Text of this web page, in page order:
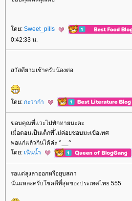
ดย: Sweet_pills
0:42:33 น.
สวัสดียามเช้าครับน้องต่อ
ดย: กะว่าก๋า
ขอบคุณที่แวะไปทักทายนะคะ
เมื่อตอนเป็นเด็กพี่ไม่ค่อยชอบมะเขือเทศ
พอแก่แล้วกินได้ค่ะ ^__^
ดย: เนินน้ำ
รอแต่ลุงลาออกหรือยุบสภา
นั่นแหละครับโชคดีที่สุดของประเทศไทย 555